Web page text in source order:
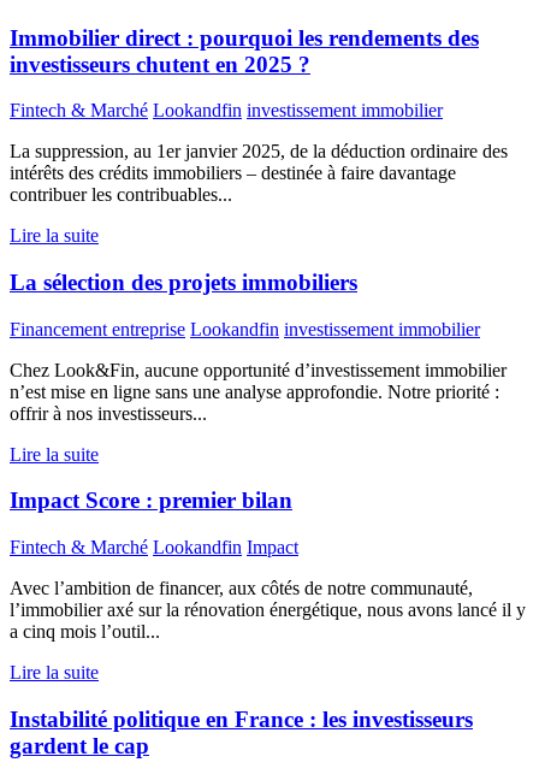
Immobilier direct : pourquoi les rendements des
investisseurs chutent en 2025 ?
Fintech & Marché Lookandfin investissement immobilier
La suppression, au 1er janvier 2025, de la déduction ordinaire des
intérêts des crédits immobiliers – destinée à faire davantage
contribuer les contribuables...
Lire la suite
La sélection des projets immobiliers
Financement entreprise Lookandfin investissement immobilier
Chez Look&Fin, aucune opportunité d’investissement immobilier
n’est mise en ligne sans une analyse approfondie. Notre priorité :
offrir à nos investisseurs...
Lire la suite
Impact Score : premier bilan
Fintech & Marché Lookandfin Impact
Avec l’ambition de financer, aux côtés de notre communauté,
l’immobilier axé sur la rénovation énergétique, nous avons lancé il y
a cinq mois l’outil...
Lire la suite
Instabilité politique en France : les investisseurs
gardent le cap